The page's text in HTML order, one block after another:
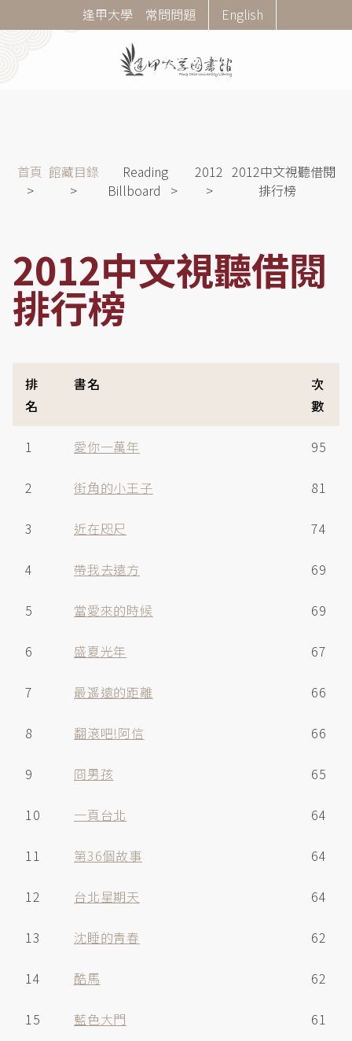
至
Corner
Menu
逢甲大學 常問問題 English
導
首頁 館藏目錄
Reading
Billboard
2012 2012中文視聽借閱
排行榜
2012中文視聽借閱
排行榜
排
名
書名
次
數
1 愛你一萬年 95
2 街角的小王子 81
3 近在咫尺 74
4 帶我去遠方 69
5 當愛來的時候 69
6 盛夏光年 67
7 最遥遠的距離 66
8 翻滾吧!阿信 66
9 冏男孩 65
10 一頁台北 64
11 第36個故事 64
12 台北星期天 64
13 沈睡的靑春 62
14 酷馬 62
15 藍色大門 61